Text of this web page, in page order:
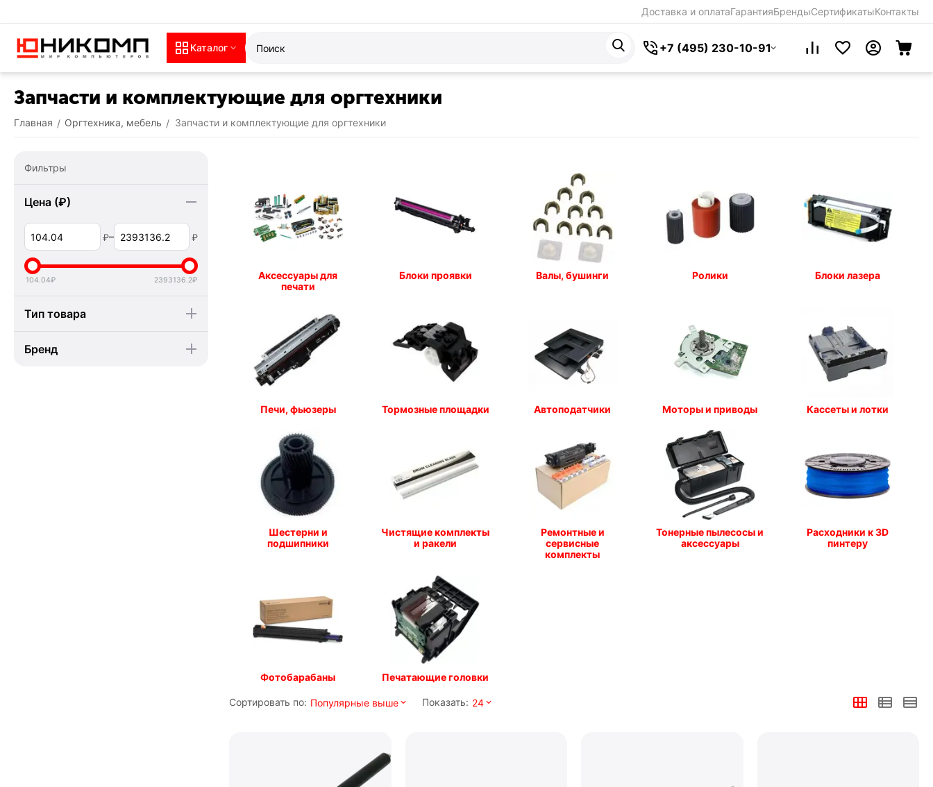
Доставка и оплатаГарантияБрендыСертификатыКонтакты
Каталог +7 (495) 230-10-91
Запчасти и комплектующие для оргтехники
Главная / Оргтехника, мебель / Запчасти и комплектующие для оргтехники
Аксессуары для
печати
Блоки проявки Валы, бушинги Ролики Блоки лазера
Печи, фьюзеры Тормозные площадки Автоподатчики Моторы и приводы Кассеты и лотки
Шестерни и
подшипники
Чистящие комплекты
и ракели
Ремонтные и
сервисные
комплекты
Тонерные пылесосы и
аксессуары
Расходники к 3D
пинтеру
Фотобарабаны Печатающие головки
Сортировать по: Популярные выше Показать: 24
Фильтры
Цена (₽)
₽– ₽
104.04₽ 2393136.2₽
Тип товара
Бренд